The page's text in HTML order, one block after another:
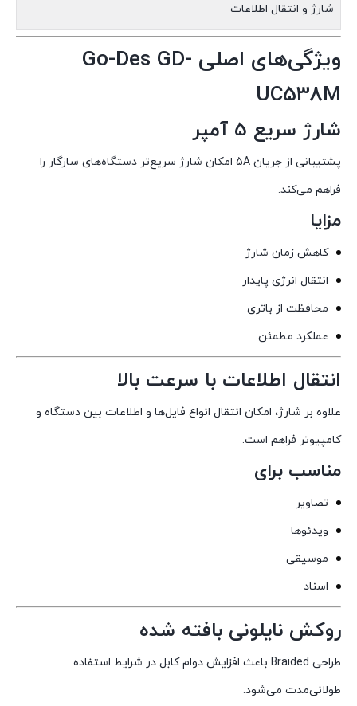
شارژ و انتقال اطلاعات
ویژگی‌های اصلی Go-Des GD-
UC538M
شارژ سریع 5 آمپر
پشتیبانی از جریان 5A امکان شارژ سریع‌تر دستگاه‌های سازگار را
فراهم می‌کند.
مزایا
کاهش زمان شارژ
انتقال انرژی پایدار
محافظت از باتری
عملکرد مطمئن
انتقال اطلاعات با سرعت بالا
علاوه بر شارژ، امکان انتقال انواع فایل‌ها و اطلاعات بین دستگاه و
کامپیوتر فراهم است.
مناسب برای
تصاویر
ویدئوها
موسیقی
اسناد
روکش نایلونی بافته شده
طراحی Braided باعث افزایش دوام کابل در شرایط استفاده
طولانی‌مدت می‌شود.